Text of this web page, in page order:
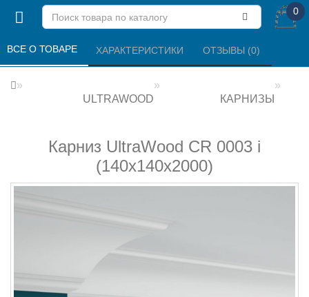
0
ULTRAWOOD КАРНИЗЫ
Карниз UltraWood CR 0003 i
(140х140х2000)
ВСЕ О ТОВАРЕ ХАРАКТЕРИСТИКИ ОТЗЫВЫ (0)